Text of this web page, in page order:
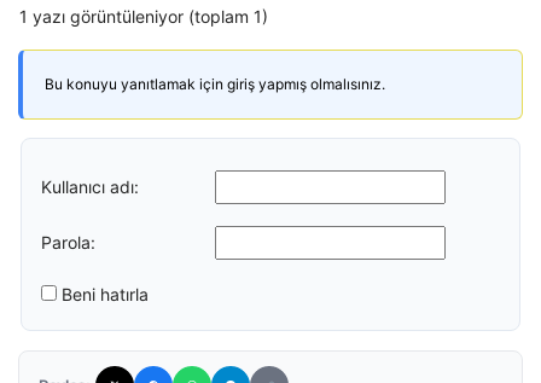
1 yazı görüntüleniyor (toplam 1)
Bu konuyu yanıtlamak için giriş yapmış olmalısınız.
Kullanıcı adı:
Parola:
Beni hatırla